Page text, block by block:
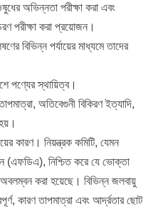
অভিন্নতা পরীক্ষা করা এবং
পরীক্ষা করা প্রয়োজন।
বিভিন্ন পর্যায়ের মাধ্যমে তাদের
পণ্যের স্থায়িত্ব।
অতিবেগুনী বিকিরণ ইত্যাদি,
কারণ। নিয়ন্ত্রক কমিটি, যেমন
(এফডিএ), নিশ্চিত করে যে ভোক্তা
করা হয়েছে। বিভিন্ন জলবায়ু
কারণ তাপমাত্রা এবং আর্দ্রতার ছোট